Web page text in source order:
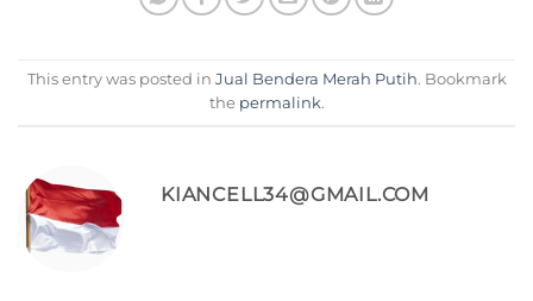
This entry was posted in Jual Bendera Merah Putih. Bookmark
the permalink.
KIANCELL34@GMAIL.COM